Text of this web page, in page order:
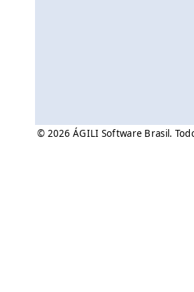
© 2026 ÁGILI Software Brasil.